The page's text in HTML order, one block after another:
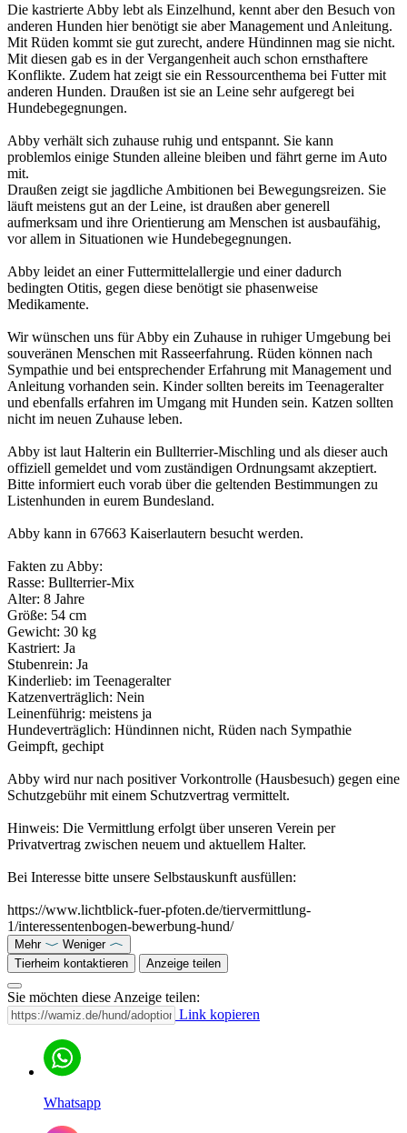
Die kastrierte Abby lebt als Einzelhund, kennt aber den Besuch von
anderen Hunden hier benötigt sie aber Management und Anleitung.
Mit Rüden kommt sie gut zurecht, andere Hündinnen mag sie nicht.
Mit diesen gab es in der Vergangenheit auch schon ernsthaftere
Konflikte. Zudem hat zeigt sie ein Ressourcenthema bei Futter mit
anderen Hunden. Draußen ist sie an Leine sehr aufgeregt bei
Hundebegegnungen.
Abby verhält sich zuhause ruhig und entspannt. Sie kann
problemlos einige Stunden alleine bleiben und fährt gerne im Auto
mit.
Draußen zeigt sie jagdliche Ambitionen bei Bewegungsreizen. Sie
läuft meistens gut an der Leine, ist draußen aber generell
aufmerksam und ihre Orientierung am Menschen ist ausbaufähig,
vor allem in Situationen wie Hundebegegnungen.
Abby leidet an einer Futtermittelallergie und einer dadurch
bedingten Otitis, gegen diese benötigt sie phasenweise
Medikamente.
Wir wünschen uns für Abby ein Zuhause in ruhiger Umgebung bei
souveränen Menschen mit Rasseerfahrung. Rüden können nach
Sympathie und bei entsprechender Erfahrung mit Management und
Anleitung vorhanden sein. Kinder sollten bereits im Teenageralter
und ebenfalls erfahren im Umgang mit Hunden sein. Katzen sollten
nicht im neuen Zuhause leben.
Abby ist laut Halterin ein Bullterrier-Mischling und als dieser auch
offiziell gemeldet und vom zuständigen Ordnungsamt akzeptiert.
Bitte informiert euch vorab über die geltenden Bestimmungen zu
Listenhunden in eurem Bundesland.
Abby kann in 67663 Kaiserlautern besucht werden.
Fakten zu Abby:
Rasse: Bullterrier-Mix
Alter: 8 Jahre
Größe: 54 cm
Gewicht: 30 kg
Kastriert: Ja
Stubenrein: Ja
Kinderlieb: im Teenageralter
Katzenverträglich: Nein
Leinenführig: meistens ja
Hundeverträglich: Hündinnen nicht, Rüden nach Sympathie
Geimpft, gechipt
Abby wird nur nach positiver Vorkontrolle (Hausbesuch) gegen eine
Schutzgebühr mit einem Schutzvertrag vermittelt.
Hinweis: Die Vermittlung erfolgt über unseren Verein per
Privatvertrag zwischen neuem und aktuellem Halter.
Bei Interesse bitte unsere Selbstauskunft ausfüllen:
https://www.lichtblick-fuer-pfoten.de/tiervermittlung-
1/interessentenbogen-bewerbung-hund/
Mehr
Weniger
Tierheim kontaktieren
Anzeige teilen
Sie möchten diese Anzeige teilen:
Link kopieren
Whatsapp